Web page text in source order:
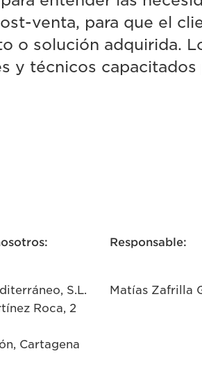
venta, para que el
o solución adquirida.
y técnicos
S.L.
Roca, 2
Cartagena
Responsable:
Matías Zafrilla